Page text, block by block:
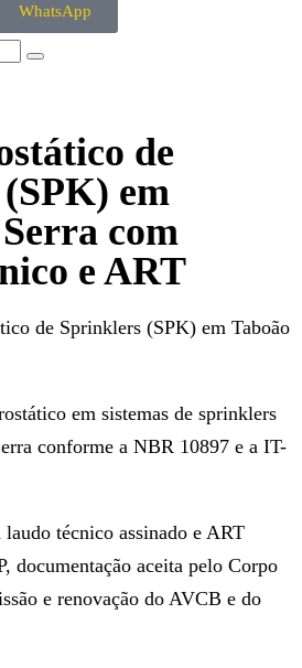
WhatsApp
de
em
com
e ART
de Sprinklers (SPK) em Taboão
em sistemas de sprinklers
conforme a NBR 10897 e a IT-
laudo técnico assinado e ART
documentação aceita pelo Corpo
e renovação do AVCB e do